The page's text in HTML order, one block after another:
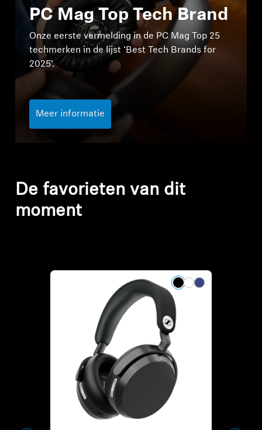
PC Mag Top Tech Brand
Onze eerste vermelding in de PC Mag Top 25
techmerken in de lijst ‘Best Tech Brands for
2025’.
Meer informatie
De favorieten van dit
moment